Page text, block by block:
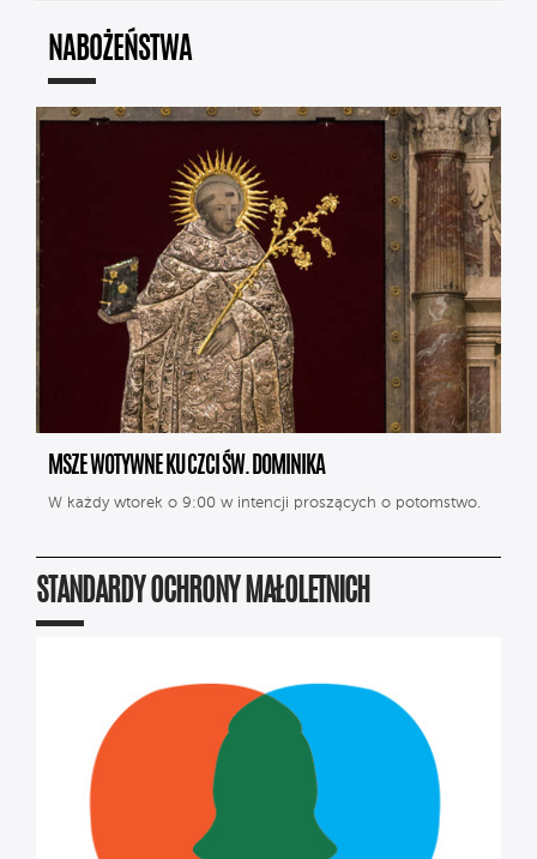
NABOŻEŃSTWA
MSZE WOTYWNE KU CZCI ŚW. DOMINIKA
W każdy wtorek o 9:00 w intencji proszących o potomstwo.
STANDARDY OCHRONY MAŁOLETNICH